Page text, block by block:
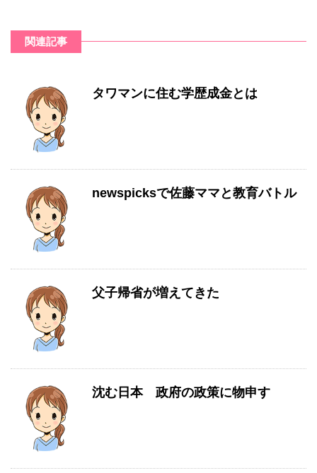
関連記事
タワマンに住む学歴成金とは
newspicksで佐藤ママと教育バトル
父子帰省が増えてきた
沈む日本 政府の政策に物申す